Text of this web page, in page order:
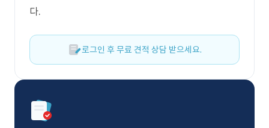
다.
로그인 후 무료 견적 상담 받으세요.